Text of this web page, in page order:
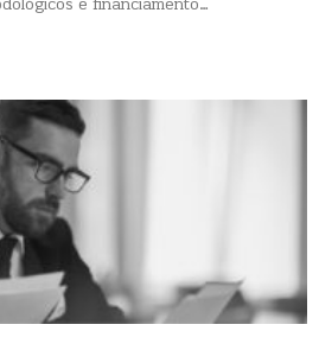
e financiamento…